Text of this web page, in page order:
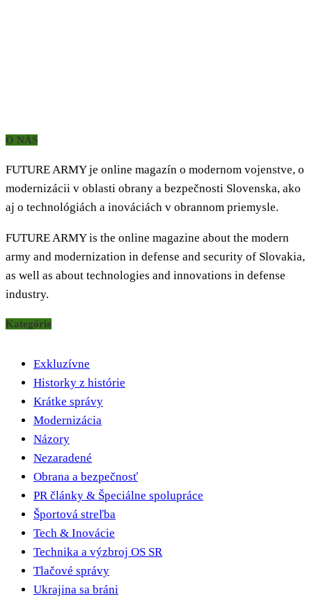
O NÁS
FUTURE ARMY je online magazín o modernom vojenstve, o
modernizácii v oblasti obrany a bezpečnosti Slovenska, ako
aj o technológiách a inováciách v obrannom priemysle.
FUTURE ARMY is the online magazine about the modern
army and modernization in defense and security of Slovakia,
as well as about technologies and innovations in defense
industry.
Kategórie
Exkluzívne
Historky z histórie
Krátke správy
Modernizácia
Názory
Nezaradené
Obrana a bezpečnosť
PR články & Špeciálne spolupráce
Športová streľba
Tech & Inovácie
Technika a výzbroj OS SR
Tlačové správy
Ukrajina sa bráni